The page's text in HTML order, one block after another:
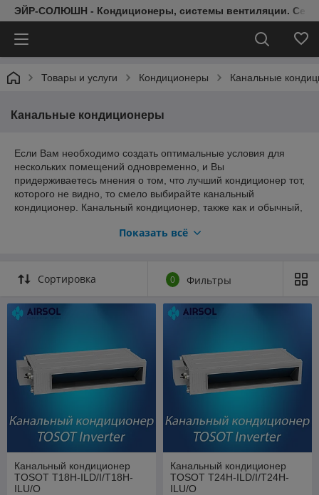
ЭЙР-СОЛЮШН - Кондиционеры, системы вентиляции.
Товары и услуги Кондиционеры Канальные
Канальные кондиционеры
Если Вам необходимо создать оптимальные условия для
нескольких помещений одновременно, и Вы
придерживаетесь мнения о том, что лучший кондиционер тот,
которого не видно, то смело выбирайте канальный
кондиционер. Канальный кондиционер, также как и обычный,
(наружного блока) и испарительного (внутреннего блока).
из помещения через заборную решетку, проходит
внутренний блок и системой воздуховодов снова подается в
помещение через распределительные решетки. Внутренний
блок канального кондиционера имеет более простую
Показать всё
Сортировка 0 Фильтры
Канальный кондиционер
TOSOT T18H-ILD/I/T18H-
ILU/O
Канальный кондиционер
TOSOT T24H-ILD/I/T24H-
ILU/O